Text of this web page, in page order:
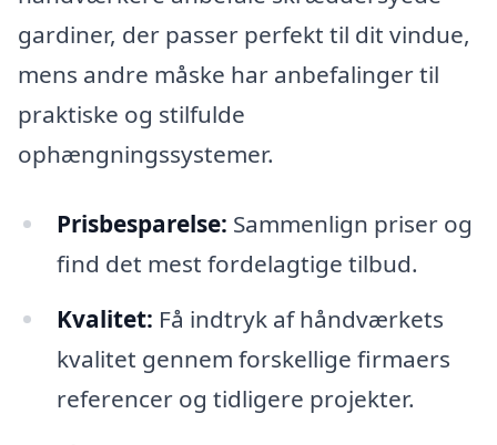
gardiner, der passer perfekt til dit vindue,
mens andre måske har anbefalinger til
praktiske og stilfulde
ophængningssystemer.
Prisbesparelse: Sammenlign priser og
find det mest fordelagtige tilbud.
Kvalitet: Få indtryk af håndværkets
kvalitet gennem forskellige firmaers
referencer og tidligere projekter.